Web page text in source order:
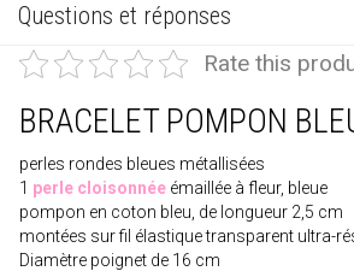
Questions et réponses
Rate this
BRACELET POMPON
perles rondes bleues métallisées
1 perle cloisonnée émaillée à fleur, bleue
pompon en coton bleu, de longueur 2,5 cm
montées sur fil élastique transparent ultra-
Diamètre poignet de 16 cm